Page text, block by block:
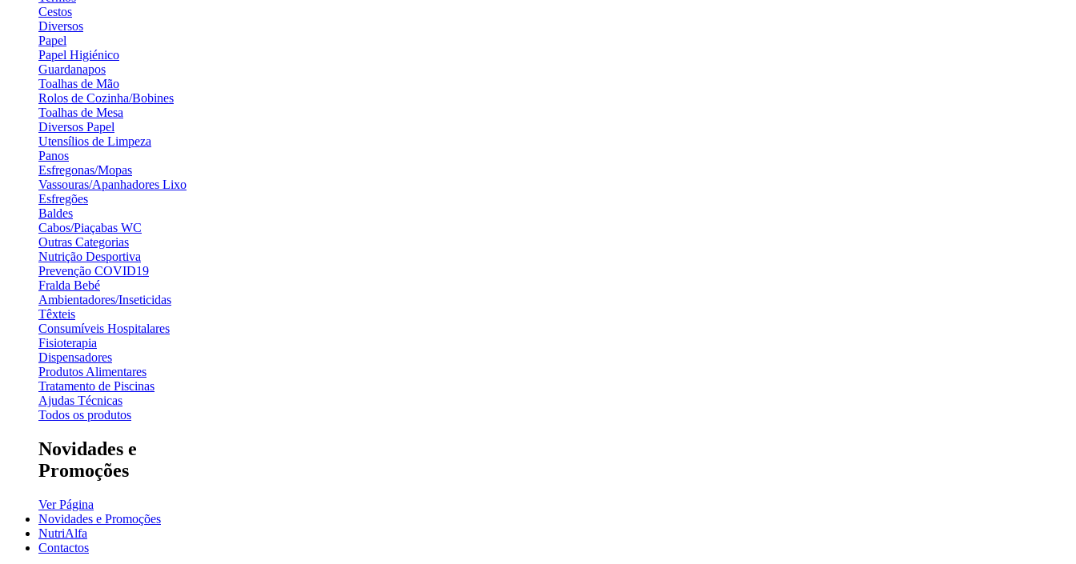
Cestos
Diversos
Papel
Papel Higiénico
Guardanapos
Toalhas de Mão
Rolos de Cozinha/Bobines
Toalhas de Mesa
Diversos Papel
Utensílios de Limpeza
Panos
Esfregonas/Mopas
Vassouras/Apanhadores Lixo
Esfregões
Baldes
Cabos/Piaçabas WC
Outras Categorias
Nutrição Desportiva
Prevenção COVID19
Fralda Bebé
Ambientadores/Inseticidas
Têxteis
Consumíveis Hospitalares
Fisioterapia
Dispensadores
Produtos Alimentares
Tratamento de Piscinas
Ajudas Técnicas
Todos os produtos
Novidades e
Promoções
Ver Página
Novidades e Promoções
NutriAlfa
Contactos